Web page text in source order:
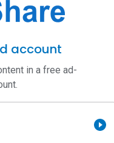
খেলাধুলার ইভেন্ট খুঁজে
Sports, UG Sports
তৈরি করে।
account
in a free ad-